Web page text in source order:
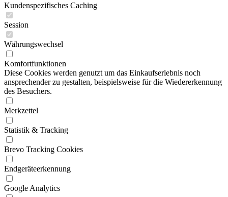
Kundenspezifisches Caching
Session
Währungswechsel
Komfortfunktionen
Diese Cookies werden genutzt um das Einkaufserlebnis noch
ansprechender zu gestalten, beispielsweise für die Wiedererkennung
des Besuchers.
Merkzettel
Statistik & Tracking
Brevo Tracking Cookies
Endgeräteerkennung
Google Analytics